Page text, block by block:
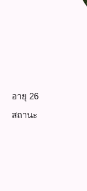
อายุ 26
สถานะ